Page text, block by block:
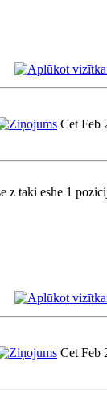
Cet Feb
taki eshe 1
Cet Feb